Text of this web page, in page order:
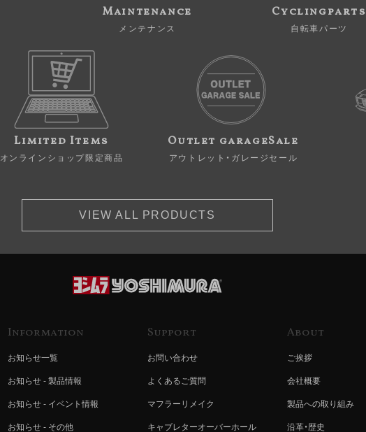
Maintenance
メンテナンス
Cyclingparts
自転車パーツ
Limited Items
オンラインショップ限定商品
Outlet garageSale
アウトレット・ガレージセール
VIEW ALL PRODUCTS
Information
お知らせ一覧
お知らせ - 製品情報
お知らせ - イベント情報
お知らせ - その他
Support
お問い合わせ
よくあるご質問
マフラーリメイク
キャブレターオーバーホール
About
ご挨拶
会社概要
製品への取り組み
沿革・歴史